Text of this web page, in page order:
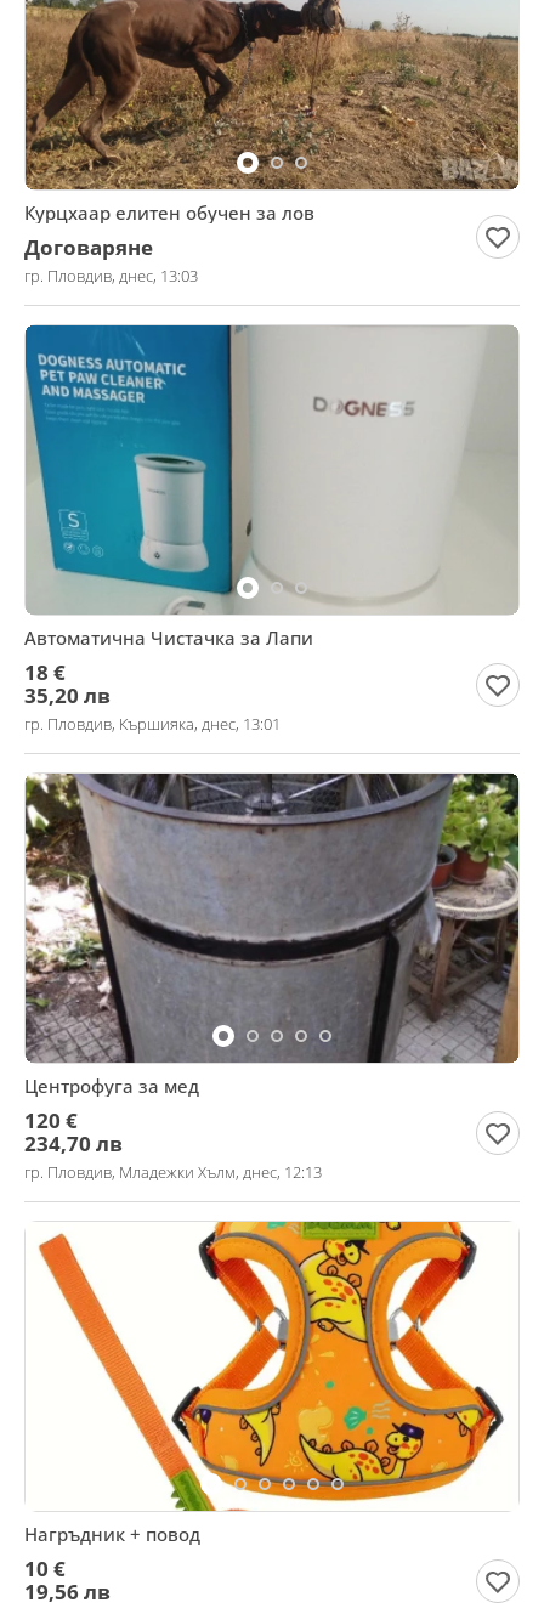
Курцхаар елитен обучен за лов
Договаряне
гр. Пловдив, днес, 13:03
Автоматична Чистачка за Лапи
18 €
35,20 лв
гр. Пловдив, Кършияка, днес, 13:01
Центрофуга за мед
120 €
234,70 лв
гр. Пловдив, Младежки Хълм, днес, 12:13
Нагръдник + повод
10 €
19,56 лв